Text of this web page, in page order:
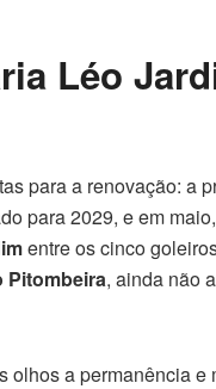
Léo
para a renovação: a
para 2029, e em
entre os cinco
Pitombeira, ainda não
olhos a permanência